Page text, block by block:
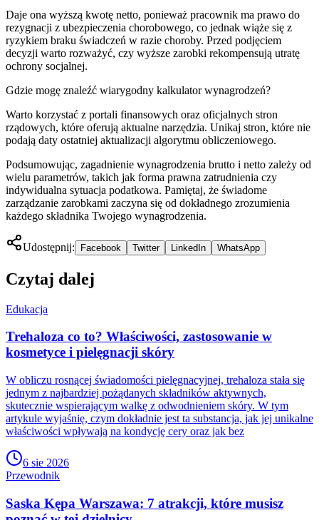
Daje ona wyższą kwotę netto, ponieważ pracownik ma prawo do
rezygnacji z ubezpieczenia chorobowego, co jednak wiąże się z
ryzykiem braku świadczeń w razie choroby. Przed podjęciem
decyzji warto rozważyć, czy wyższe zarobki rekompensują utratę
ochrony socjalnej.
Gdzie mogę znaleźć wiarygodny kalkulator wynagrodzeń?
Warto korzystać z portali finansowych oraz oficjalnych stron
rządowych, które oferują aktualne narzędzia. Unikaj stron, które nie
podają daty ostatniej aktualizacji algorytmu obliczeniowego.
Podsumowując, zagadnienie wynagrodzenia brutto i netto zależy od
wielu parametrów, takich jak forma prawna zatrudnienia czy
indywidualna sytuacja podatkowa. Pamiętaj, że świadome
zarządzanie zarobkami zaczyna się od dokładnego zrozumienia
każdego składnika Twojego wynagrodzenia.
Udostępnij: Facebook Twitter LinkedIn WhatsApp
Czytaj dalej
Edukacja
Trehaloza co to? Właściwości, zastosowanie w
kosmetyce i pielęgnacji skóry
W obliczu rosnącej świadomości pielęgnacyjnej, trehaloza stała się
jednym z najbardziej pożądanych składników aktywnych,
skutecznie wspierającym walkę z odwodnieniem skóry. W tym
artykule wyjaśnię, czym dokładnie jest ta substancja, jak jej unikalne
właściwości wpływają na kondycję cery oraz jak bez
6 sie 2026
Przewodnik
Saska Kępa Warszawa: 7 atrakcji, które musisz